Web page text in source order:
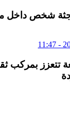
جثة شخص داخل
تتعزز بمركب